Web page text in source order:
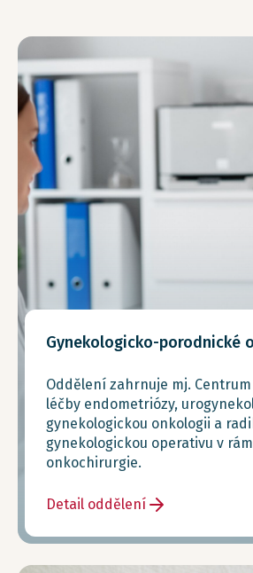
Gynekologicko-porodnické
Oddělení zahrnuje mj.
léčby endometriózy,
gynekologickou onkologii a
gynekologickou operativu v
onkochirurgie.
Detail oddělení